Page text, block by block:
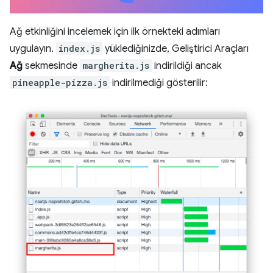
Ağ etkinliğini incelemek için ilk örnekteki adımları
uygulayın. index.js yüklediğinizde, Geliştirici Araçları
Ağ sekmesinde margherita.js indirildiği ancak
pineapple-pizza.js indirilmediği gösterilir: